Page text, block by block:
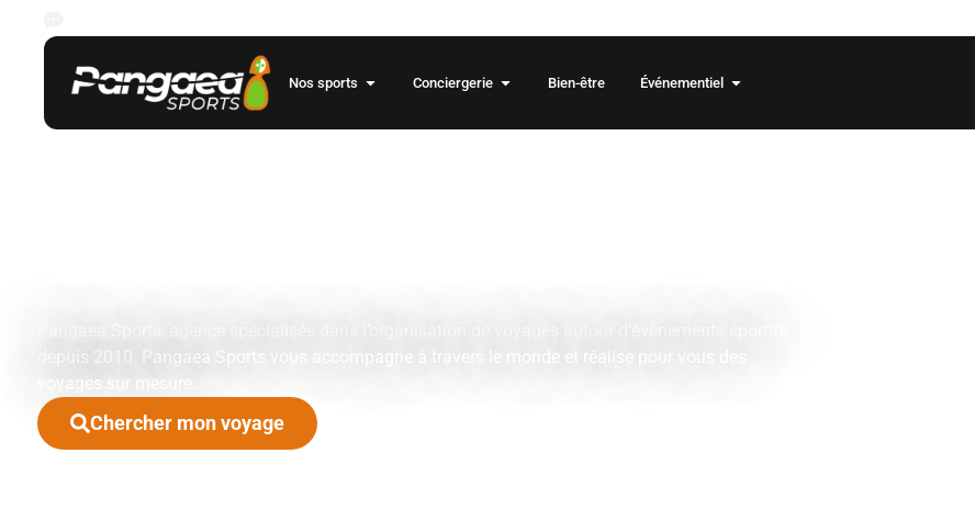
Nos sports Conciergerie Bien-être Événementiel
Votre agence de
depuis 2010. Pangaea Sports vous accompagne à travers le monde et réalise pour vous des
voyages sur mesure.
Chercher mon voyage